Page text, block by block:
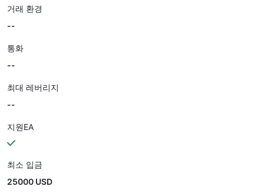
거래 환경
--
통화
--
최대 레버리지
--
지원EA
최소 입금
25000 USD